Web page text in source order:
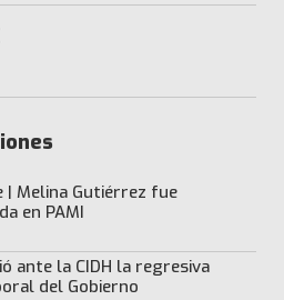
| Melina Gutiérrez fue
en PAMI
ante la CIDH la regresiva
del Gobierno